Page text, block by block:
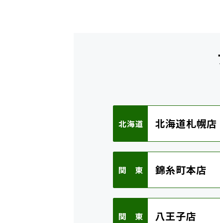
北海道 北海道札幌店
関 東 錦糸町本店
関 東 八王子店